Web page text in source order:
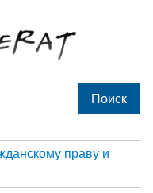
праву и